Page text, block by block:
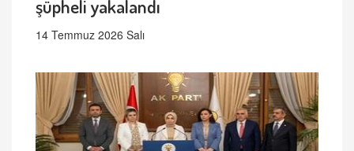
şüpheli yakalandı
14 Temmuz 2026 Salı